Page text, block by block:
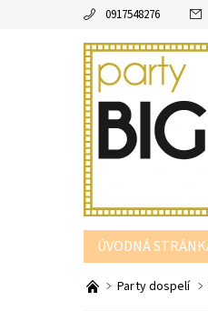
0917548276
ÚVODNÁ
PARTY PODĽA
Party dospelí